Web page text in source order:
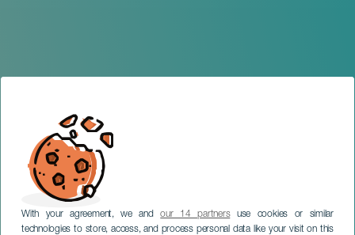
With your agreement, we andour 14 partnersuse cookies or similar
technologies to store, access, and process personal data like your visit on this